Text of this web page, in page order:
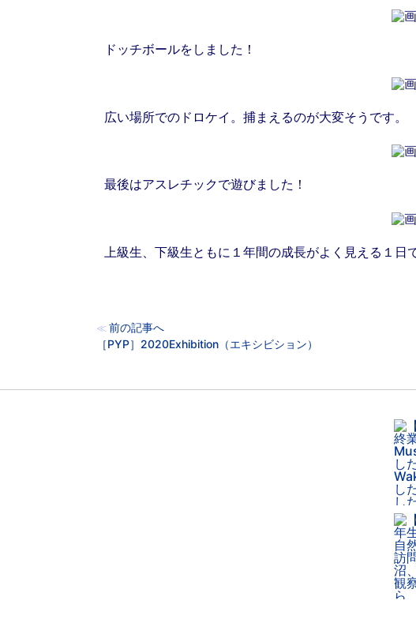
ドッチボールをしました！
広い場所でのドロケイ。捕まえるのが大変そうです。
最後はアスレチックで遊びました！
上級生、下級生ともに１年間の成長がよく見える１日
≪ 前の記事へ
［PYP］2020Exhibition（エキシビション）